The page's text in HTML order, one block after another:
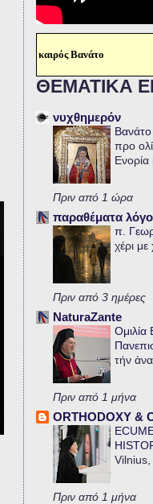
καιρός Βανάτο
ΘΕΜΑΤΙΚΑ
νυχθημερόν
προ
Πριν από 1 ώρα
παραθέματα
π.
χέρι
Πριν από 3 ημέρες
NaturaZante
Ομιλία
τήν
Πριν από 1 μήνα
ORTHODOXY &
Πριν από 1 μήνα